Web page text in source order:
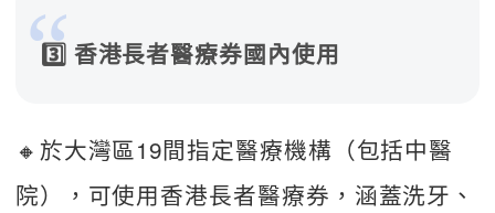
3️⃣ 香港長者醫療券國內使用
🔸於大灣區19間指定醫療機構（包括中醫
院），可使用香港長者醫療券，涵蓋洗牙、